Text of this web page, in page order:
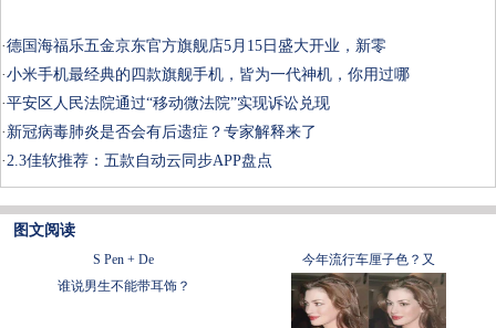
·德国海福乐五金京东官方旗舰店5月15日盛大开业，新零
·小米手机最经典的四款旗舰手机，皆为一代神机，你用过哪
·平安区人民法院通过“移动微法院”实现诉讼兑现
· 新冠病毒肺炎是否会有后遗症？专家解释来了
·2.3佳软推荐：五款自动云同步APP盘点
图文阅读
S Pen + De
今年流行车厘子色？又
谁说男生不能带耳饰？